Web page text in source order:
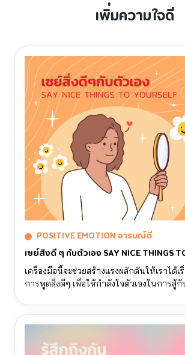
เพิ่มความใจดี
POSITIVE EMOTION อารมณ์ดี
เซย์สิ่งดี ๆ กับตัวเอง SAY NICE THINGS
เครื่องมือนี้จะช่วยสร้างแรงผลักดันให้เราได้
การพูดสิ่งดีๆ เพื่อให้กำลังใจตัวเองในการสู้